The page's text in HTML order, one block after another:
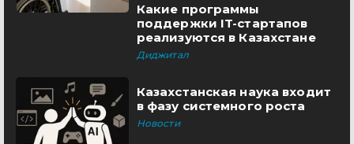
Какие программы
поддержки IT-стартапов
реализуются в Казахстане
Диджитал
Казахстанская наука входит
в фазу системного роста
Новости